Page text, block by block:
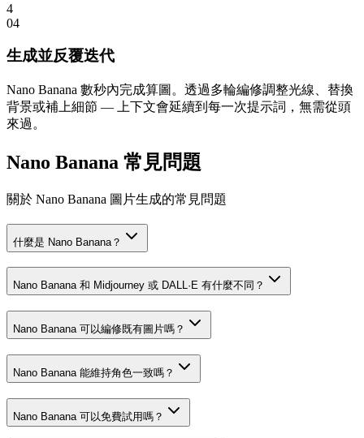
4
04
生成並反覆迭代
Nano Banana 數秒內完成算圖。透過多輪編修調整光線、替換
背景或補上細節 — 上下文會延續到每一次提示詞，無需從頭
來過。
Nano Banana 常見問題
關於 Nano Banana 圖片生成的常見問題
什麼是 Nano Banana？
Nano Banana 和 Midjourney 或 DALL·E 有什麼不同？
Nano Banana 可以編修既有圖片嗎？
Nano Banana 能維持角色一致嗎？
Nano Banana 可以免費試用嗎？